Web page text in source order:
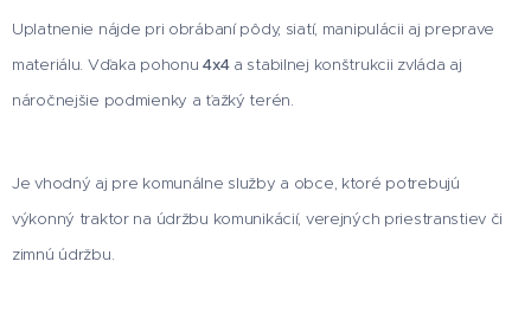
Uplatnenie nájde pri obrábaní pôdy, siatí, manipulácii aj preprave
materiálu. Vďaka pohonu4x4a stabilnej konštrukcii zvláda aj
náročnejšie podmienky a ťažký terén.
Je vhodný aj pre komunálne služby a obce, ktoré potrebujú
výkonný traktor na údržbu komunikácií, verejných priestranstiev či
zimnú údržbu.